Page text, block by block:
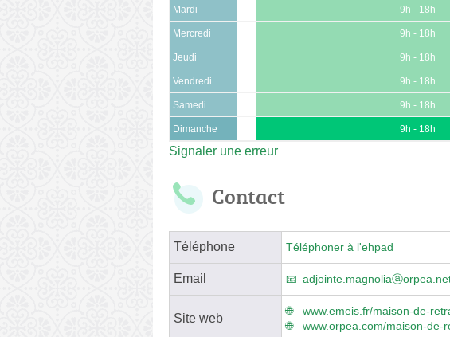
Mardi 9h - 18h
Mercredi 9h - 18h
Jeudi 9h - 18h
Vendredi 9h - 18h
Samedi 9h - 18h
Dimanche 9h - 18h
Signaler une erreur
Contact
Téléphone Téléphoner à l'ehpad
Email
Site web
www.emeis.fr/maison-de-
www.orpea.com/maison-de-